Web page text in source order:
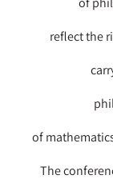
reflect the
of
The